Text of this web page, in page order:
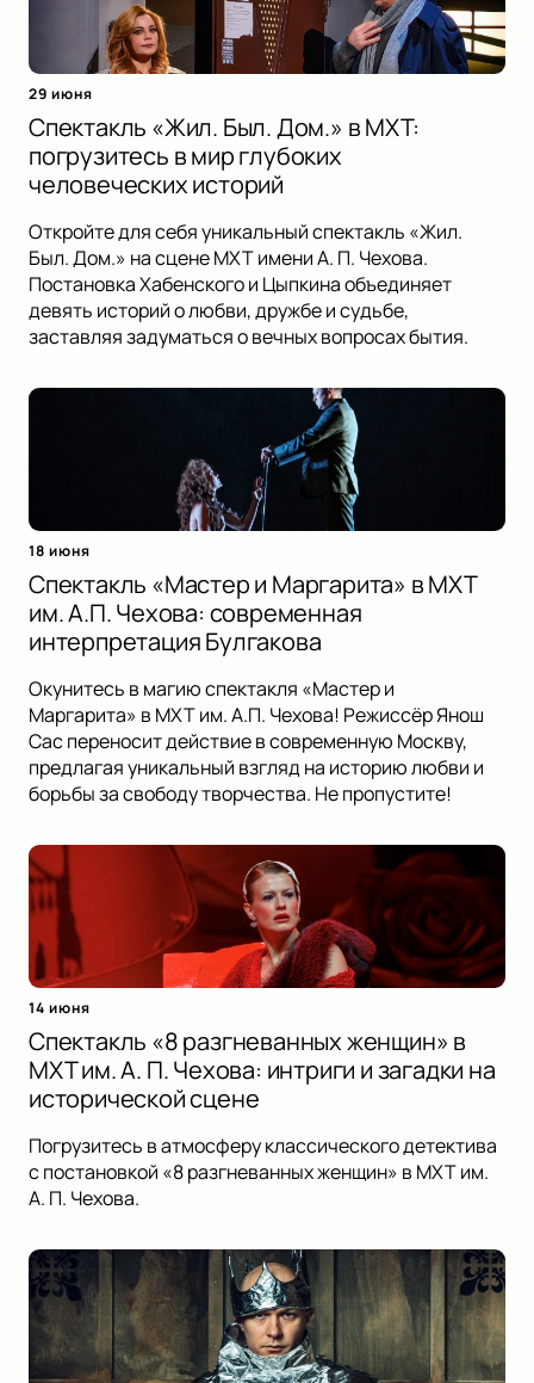
29 июня
Спектакль «Жил. Был. Дом.» в МХТ:
погрузитесь в мир глубоких
человеческих историй
Откройте для себя уникальный спектакль «Жил.
Был. Дом.» на сцене МХТ имени А. П. Чехова.
Постановка Хабенского и Цыпкина объединяет
девять историй о любви, дружбе и судьбе,
заставляя задуматься о вечных вопросах бытия.
18 июня
Спектакль «Мастер и Маргарита» в МХТ
им. А.П. Чехова: современная
интерпретация Булгакова
Окунитесь в магию спектакля «Мастер и
Маргарита» в МХТ им. А.П. Чехова! Режиссёр Янош
Сас переносит действие в современную Москву,
предлагая уникальный взгляд на историю любви и
борьбы за свободу творчества. Не пропустите!
14 июня
Спектакль «8 разгневанных женщин» в
МХТ им. А. П. Чехова: интриги и загадки на
исторической сцене
Погрузитесь в атмосферу классического детектива
с постановкой «8 разгневанных женщин» в МХТ им.
А. П. Чехова.